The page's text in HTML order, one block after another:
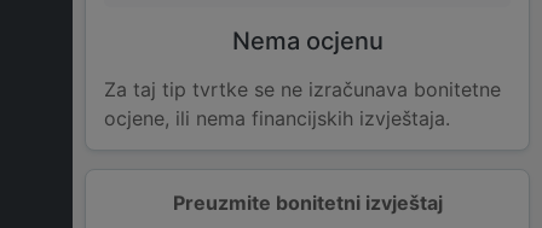
Preuzmite bonitetni izvještaj
Nema ocjenu
Za taj tip tvrtke se ne izračunava bonitetne
ocjene, ili nema financijskih izvještaja.